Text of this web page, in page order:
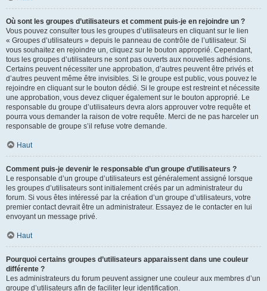
Où sont les groupes d’utilisateurs et comment puis-je en rejoindre un ?
Vous pouvez consulter tous les groupes d’utilisateurs en cliquant sur le lien
« Groupes d’utilisateurs » depuis le panneau de contrôle de l’utilisateur. Si
vous souhaitez en rejoindre un, cliquez sur le bouton approprié. Cependant,
tous les groupes d’utilisateurs ne sont pas ouverts aux nouvelles adhésions.
Certains peuvent nécessiter une approbation, d’autres peuvent être privés et
d’autres peuvent même être invisibles. Si le groupe est public, vous pouvez le
rejoindre en cliquant sur le bouton dédié. Si le groupe est restreint et nécessite
une approbation, vous devez cliquer également sur le bouton approprié. Le
responsable du groupe d’utilisateurs devra alors approuver votre requête et
pourra vous demander la raison de votre requête. Merci de ne pas harceler un
responsable de groupe s’il refuse votre demande.
Haut
Comment puis-je devenir le responsable d’un groupe d’utilisateurs ?
Le responsable d’un groupe d’utilisateurs est généralement assigné lorsque
les groupes d’utilisateurs sont initialement créés par un administrateur du
forum. Si vous êtes intéressé par la création d’un groupe d’utilisateurs, votre
premier contact devrait être un administrateur. Essayez de le contacter en lui
envoyant un message privé.
Haut
Pourquoi certains groupes d’utilisateurs apparaissent dans une couleur
différente ?
Les administrateurs du forum peuvent assigner une couleur aux membres d’un
groupe d’utilisateurs afin de faciliter leur identification.